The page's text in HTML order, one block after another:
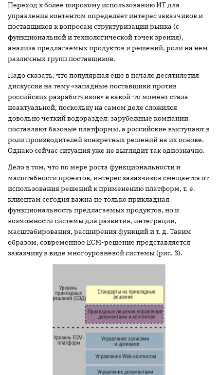
Переход к более широкому использованию ИТ для
управления контентом определяет интерес заказчиков и
поставщиков к вопросам структуризации рынка (с
функциональной и технологической точек зрения),
анализа предлагаемых продуктов и решений, роли на нем
различных групп поставщиков.
Надо сказать, что популярная еще в начале десятилетия
дискуссия на тему «западные поставщики против
российских разработчиков» в какой-то момент стала
неактуальной, поскольку на самом деле сложился
довольно четкий водораздел: зарубежные компании
поставляют базовые платформы, а российские выступают в
роли производителей конкретных решений на их основе.
Однако сейчас ситуация уже не выглядит так однозначно.
Дело в том, что по мере роста функциональности и
масштабности проектов, интерес заказчиков смещается от
использования решений к применению платформ, т. е.
клиентам сегодня важна не только прикладная
функциональность предлагаемых продуктов, но и
возможности системы для развития, интеграции,
масштабирования, расширения функций и т. д. Таким
образом, современное ECM-решение представляется
заказчику в виде многоуровневой системы (рис. 3).